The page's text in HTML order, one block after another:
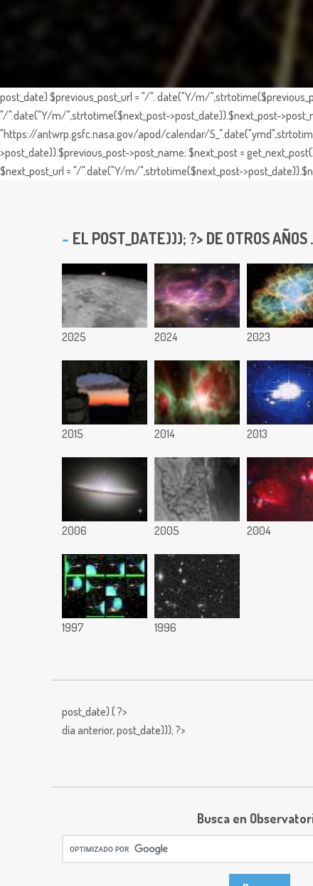
post_date) $previous_post_url = "/". date("Y/m/
"/".date("Y/m/",strtotime($next_post->post_date)).$next_post-
"https://antwrp.gsfc.nasa.gov/apod/calendar/
>post_date)).$previous_post->post_name; $next_post =
$next_post_url = "/".date("Y/m/",strtotime($next_post-
EL POST_DATE))); ?> DE OTROS AÑOS
2025 2024 2023
2015 2014 2013
2006 2005 2004
1997 1996
post_date) { ?>
día anterior,post_date))); ?>
Busca en